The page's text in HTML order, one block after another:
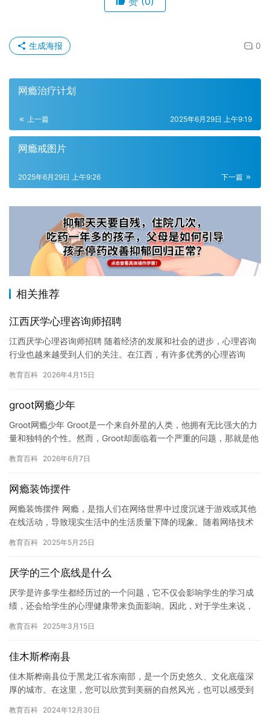
0
生成海报
网瘾治疗计划
上一篇 2025年6月29日 上午9:19
网瘾戒图片
下一篇
2025年6月29日 上午9:26
相关推荐
江西厌学心理咨询师招聘
江西厌学心理咨询师招聘 随着经济的发展和社会的进步，心理咨询
行业也越来越受到人们的关注。在江西，有许多优秀的心理咨询
题。现…
教育百科 2026年4月15日
groot网瘾少年
Groot网瘾少年 Groot是一个来自外星的人类，他拥有无比强大的力
量和独特的个性。然而，Groot却面临着一个严重的问题，那就是他
教育百科 2026年6月7日
网瘾装饰摆件
网瘾装饰摆件 网瘾，是指人们在网络世界中过度沉迷于游戏或其他
在线活动，导致现实生活中的生活质量下降的现象。随着网络技术
重影…
教育百科 2025年5月25日
厌学的三个底线是什么
厌学是许多学生都经历过的一个问题，它不仅会影响学生的学习成
绩，还会给学生的心理健康带来负面影响。因此，对于学生来说，
学…
教育百科 2025年3月15日
佳木斯桦南县
佳木斯桦南县位于黑龙江省东南部，是一个历史悠久、文化底蕴深
厚的城市。在这里，您可以欣赏到美丽的自然风光，也可以感受到
文景…
教育百科 2024年12月30日